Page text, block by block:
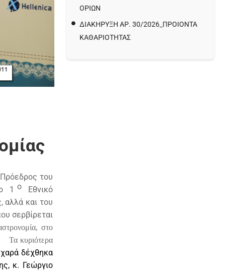
του
1 ο
Εθνικό
αλλά και του
σερβίρεται
στο
Τα κυριότερα
δέχθηκα
κ. Γεώργιο
ΟΡΙΩΝ
ΔΙΑΚΉΡΥΞΗ ΑΡ. 30/2026_ΠΡΟΙΌΝΤΑ
ΚΑΘΑΡΙΌΤΗΤΑΣ